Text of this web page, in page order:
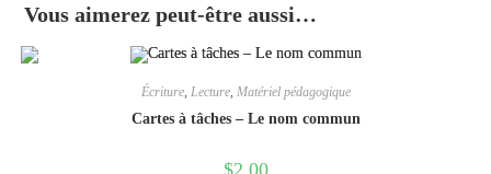
Vous aimerez peut-être aussi…
Écriture, Lecture, Matériel pédagogique
Cartes à tâches – Le nom commun
$2.00